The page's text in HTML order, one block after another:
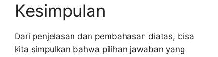
Kesimpulan
Dari penjelasan dan pembahasan diatas, bisa
kita simpulkan bahwa pilihan jawaban yang